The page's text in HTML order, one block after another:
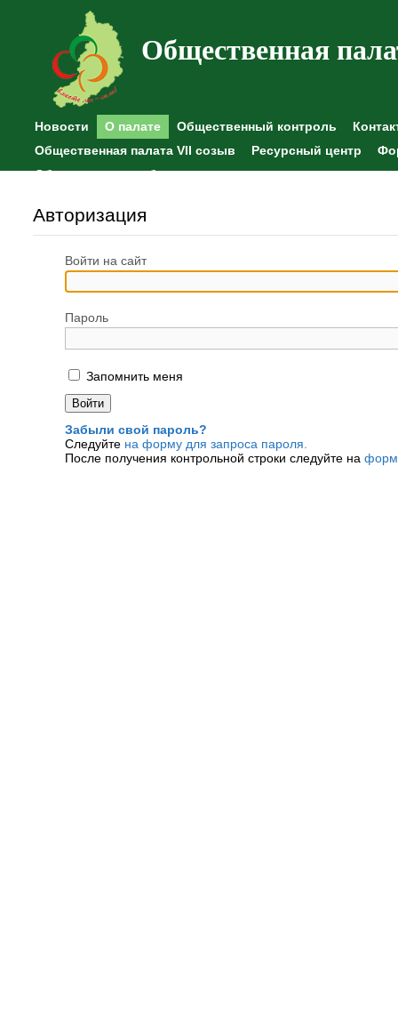
Общественная
Новости О палате Общественный контроль
Общественная палата VII созыв
Ресурсный центр
Общественные наблюдения
Авторизация
Войти на сайт
Пароль
Запомнить меня
Забыли свой пароль?
Следуйте на форму для запроса пароля.
После получения контрольной строки следуйте на